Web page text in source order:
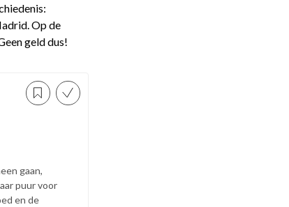
Op de
geld dus!
gaan,
puur voor
en de